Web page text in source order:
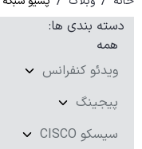
دسته بندی ها:
همه
ویدئو کنفرانس
پیجینگ
سیسکو CISCO